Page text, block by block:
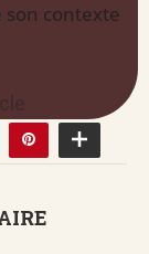
son contexte